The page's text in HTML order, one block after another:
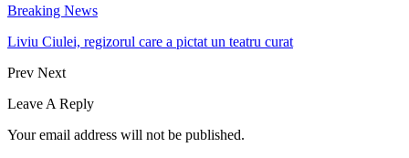
Breaking News
Liviu Ciulei, regizorul care a pictat un teatru curat
Prev Next
Leave A Reply
Your email address will not be published.